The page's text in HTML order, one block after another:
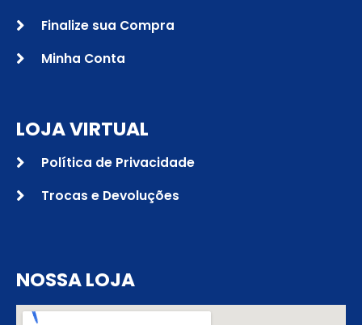
Finalize sua Compra
Minha Conta
LOJA VIRTUAL
Política de Privacidade
Trocas e Devoluções
NOSSA LOJA